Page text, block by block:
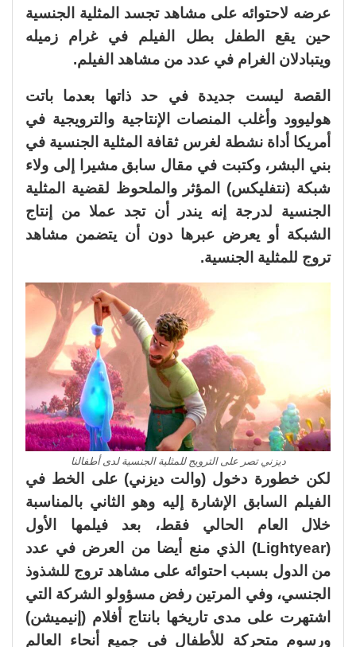
عرضه لاحتوائه على مشاهد تجسد المثلية الجنسية
حين يقع الطفل بطل الفيلم في غرام زميله
ويتبادلان الغرام في عدد من مشاهد الفيلم.
القصة ليست جديدة في حد ذاتها بعدما باتت
هوليوود وأغلب المنصات الإنتاجية والترويجية في
أمريكا أداة نشطة لغرس ثقافة المثلية الجنسية في
بني البشر، وكتبت في مقال سابق مشيرا إلى ولاء
شبكة (نتفليكس) المؤثر والملحوظ لقضية المثلية
الجنسية لدرجة إنه يندر أن تجد عملا من إنتاج
الشبكة أو يعرض عبرها دون أن يتضمن مشاهد
تروج للمثلية الجنسية.
ديزني تصر على الترويج للمثلية الجنسية لدى أطفالنا
لكن خطورة دخول (والت ديزني) على الخط في
الفيلم السابق الإشارة إليه وهو الثاني بالمناسبة
خلال العام الحالي فقط، بعد فيلمها الأول
(
Lightyear
)
الذي منع أيضا من العرض في عدد
من الدول بسبب احتوائه على مشاهد تروج للشذوذ
الجنسي، وفي المرتين رفض مسؤولو الشركة التي
اشتهرت على مدى تاريخها بانتاج أفلام ( نيميشن)
ورسوم متحركة للأطفال في جميع أنحاء العالم